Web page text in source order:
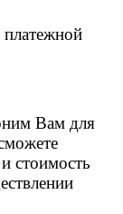
платежной
Вам для
стоимость